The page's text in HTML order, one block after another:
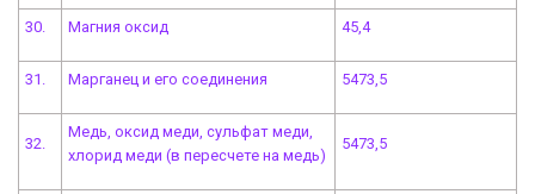
30. Магния оксид 45,4
31. Марганец и его соединения 5473,5
32.
Медь, оксид меди, сульфат меди,
хлорид меди (в пересчете на медь)
5473,5